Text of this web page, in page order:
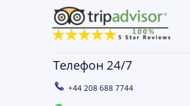
Телефон 24/7
+44 208 688 7744